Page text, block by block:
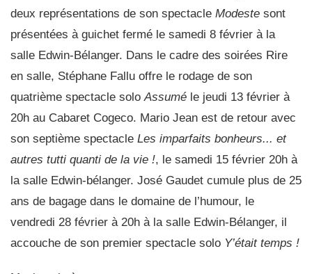
deux représentations de son spectacle Modeste sont
présentées à guichet fermé le samedi 8 février à la
salle Edwin-Bélanger. Dans le cadre des soirées Rire
en salle, Stéphane Fallu offre le rodage de son
quatrième spectacle soloAssumé le jeudi 13 février à
20h au Cabaret Cogeco. Mario Jean est de retour avec
son septième spectacle Les imparfaits bonheurs... et
autres tutti quanti de la vie !, le samedi 15 février 20h à
la salle Edwin-bélanger. José Gaudet cumule plus de 25
ans de bagage dans le domaine de l’humour, le
vendredi 28 février à 20h à la salle Edwin-Bélanger, il
accouche de son premier spectacle solo Y’était temps !